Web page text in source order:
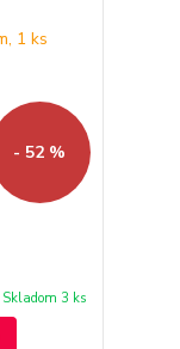
- 52 %
Skladom 3 ks